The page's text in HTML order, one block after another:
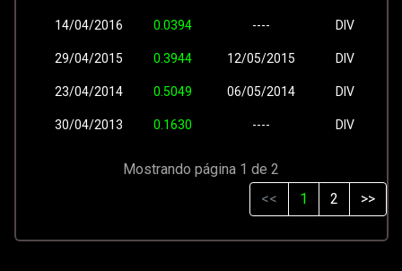
14/04/2016 0.0394 ---- DIV
29/04/2015 0.3944 12/05/2015 DIV
23/04/2014 0.5049 06/05/2014 DIV
30/04/2013 0.1630 ---- DIV
Mostrando página 1 de 2
<<
1 2 >>